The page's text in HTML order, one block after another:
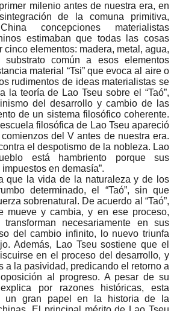
milenio antes de nuestra era, en
de la comuna primitiva,
concepciones materialistas
estimaban que todas las cosas
cinco elementos: madera, metal, agua,
común a esos elementos
material “Tsi” que evoca al aire o
rudimentos de ideas materialistas se
la teoría de Lao Tseu sobre el “Taó”,
del desarrollo y cambio de las
de un sistema filosófico coherente.
filosófica de Lao Tseu apareció
del V antes de nuestra era.
el despotismo de la nobleza. Lao
está hambriento porque sus
en demasía”.
que la vida de la naturaleza y de los
determinado, el “Taó”, sin que
sobrenatural. De acuerdo al “Taó”,
mueve y cambia, y en ese proceso,
necesariamente en sus
del cambio infinito, lo nuevo triunfa
Además, Lao Tseu sostiene que el
en el proceso del desarrollo, y
a la pasividad, predicando el retorno a
al progreso. A pesar de su
por razones históricas, esta
un gran papel en la historia de la